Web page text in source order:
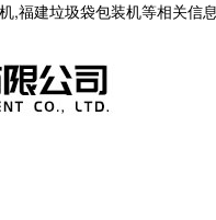
,福建垃圾袋包装机等相关信